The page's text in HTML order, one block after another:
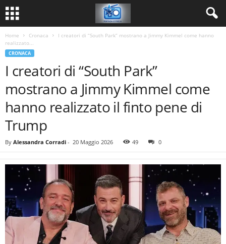
Home Cronaca
I creatori di “South Park” mostrano a Jimmy Kimmel come hanno
realizzato...
CRONACA
I creatori di “South Park”
mostrano a Jimmy Kimmel come
hanno realizzato il finto pene di
Trump
By Alessandra Corradi - 20 Maggio 2026 49 0